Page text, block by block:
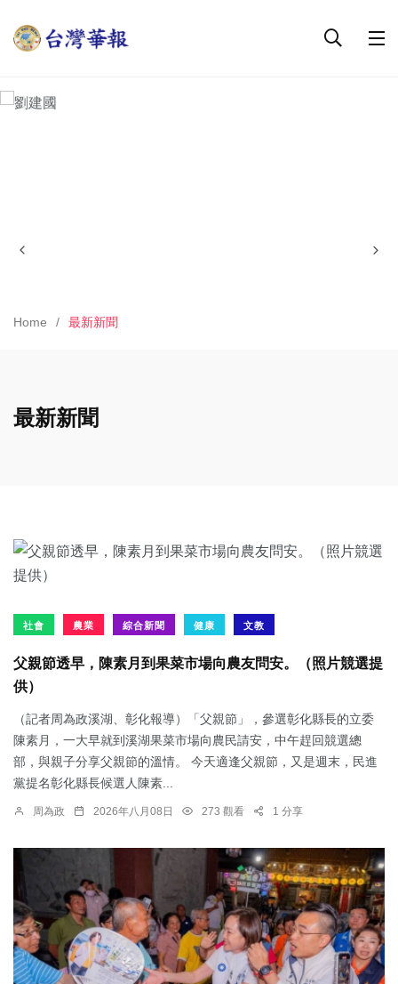
Home 最新新聞
最新新聞
社會 農業 綜合新聞 健康 文教
父親節透早，陳素月到果菜市場向農友問安。（照片競選提
供）
（記者周為政溪湖、彰化報導）「父親節」，參選彰化縣長的立委
陳素月，一大早就到溪湖果菜市場向農民請安，中午趕回競選總
部，與親子分享父親節的溫情。 今天適逢父親節，又是週末，民進
黨提名彰化縣長候選人陳素...
周為政 2026年八月08日 273 觀看 1 分享